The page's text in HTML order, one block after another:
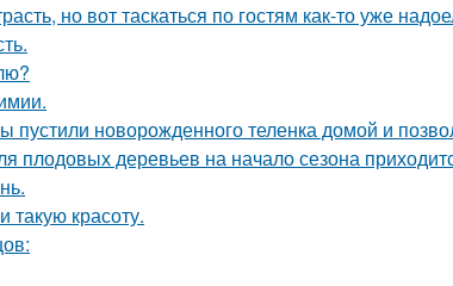
но вот таскаться по гостям как-то уже
новорожденного теленка домой и
плодовых деревьев на начало сезона
такую красоту.